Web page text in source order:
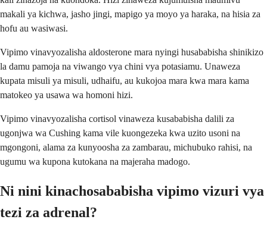
makali ya kichwa, jasho jingi, mapigo ya moyo ya haraka, na hisia za
hofu au wasiwasi.
Vipimo vinavyozalisha aldosterone mara nyingi husababisha shinikizo
la damu pamoja na viwango vya chini vya potasiamu. Unaweza
kupata misuli ya misuli, udhaifu, au kukojoa mara kwa mara kama
matokeo ya usawa wa homoni hizi.
Vipimo vinavyozalisha cortisol vinaweza kusababisha dalili za
ugonjwa wa Cushing kama vile kuongezeka kwa uzito usoni na
mgongoni, alama za kunyoosha za zambarau, michubuko rahisi, na
ugumu wa kupona kutokana na majeraha madogo.
Ni nini kinachosababisha vipimo vizuri vya
tezi za adrenal?